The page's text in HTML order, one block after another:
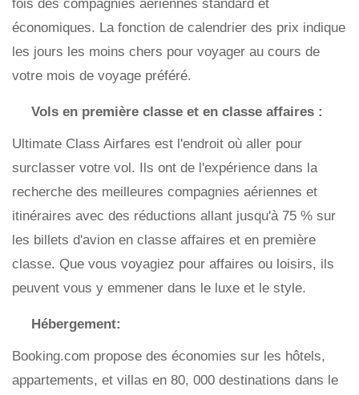
fois des compagnies aériennes standard et
économiques. La fonction de calendrier des prix indique
les jours les moins chers pour voyager au cours de
votre mois de voyage préféré.
Vols en première classe et en classe affaires :
Ultimate Class Airfares est l'endroit où aller pour
surclasser votre vol. Ils ont de l'expérience dans la
recherche des meilleures compagnies aériennes et
itinéraires avec des réductions allant jusqu'à 75 % sur
les billets d'avion en classe affaires et en première
classe. Que vous voyagiez pour affaires ou loisirs, ils
peuvent vous y emmener dans le luxe et le style.
Hébergement:
Booking.com propose des économies sur les hôtels,
appartements, et villas en 80, 000 destinations dans le